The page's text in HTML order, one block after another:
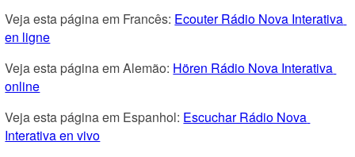
Veja esta página em Francês: Ecouter Rádio Nova Interativa
en ligne
Veja esta página em Alemão: Hören Rádio Nova Interativa
online
Veja esta página em Espanhol: Escuchar Rádio Nova
Interativa en vivo